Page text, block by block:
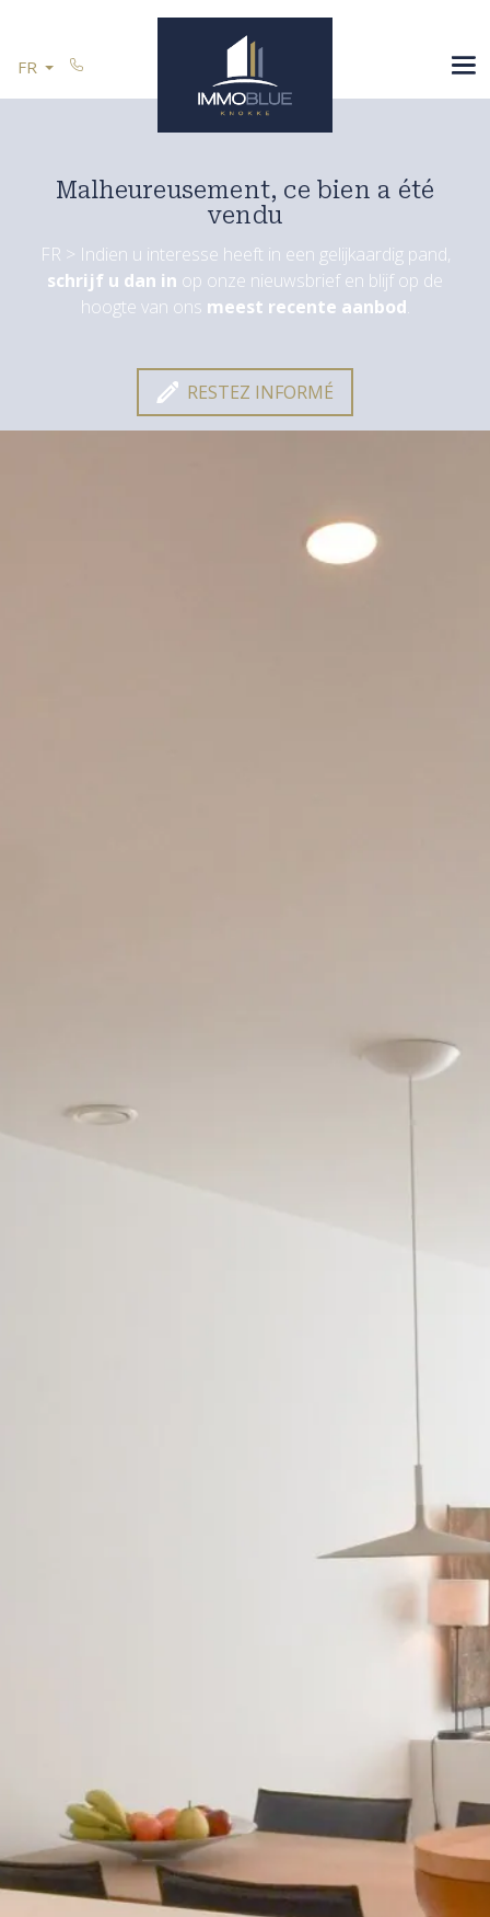
Passer le menu et aller au contenu
FR
Restez informé
ESPAGNE
VOUS VENDEZ
RÉFÉRENCES
CONTACT
Malheureusement, ce bien a été
vendu
FR > Indien u interesse heeft in een gelijkaardig pand,
schrijf u dan in op onze nieuwsbrief en blijf op de
hoogte van ons meest recente aanbod.
RESTEZ INFORMÉ